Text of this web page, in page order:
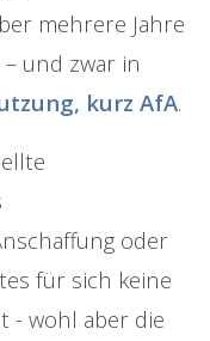
mehrere Jahre
und zwar in
kurz AfA.
oder
für sich keine
- wohl aber die